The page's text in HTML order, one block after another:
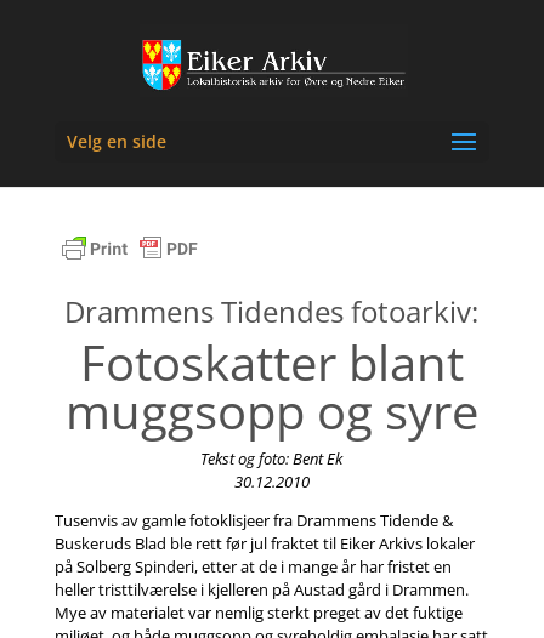
Velg en side
Drammens Tidendes fotoarkiv:
Fotoskatter blant
muggsopp og syre
Tekst og foto: Bent Ek
30.12.2010
Tusenvis av gamle fotoklisjeer fra Drammens Tidende &
Buskeruds Blad ble rett før jul fraktet til Eiker Arkivs lokaler
på Solberg Spinderi, etter at de i mange år har fristet en
heller tristtilværelse i kjelleren på Austad gård i Drammen.
Mye av materialet var nemlig sterkt preget av det fuktige